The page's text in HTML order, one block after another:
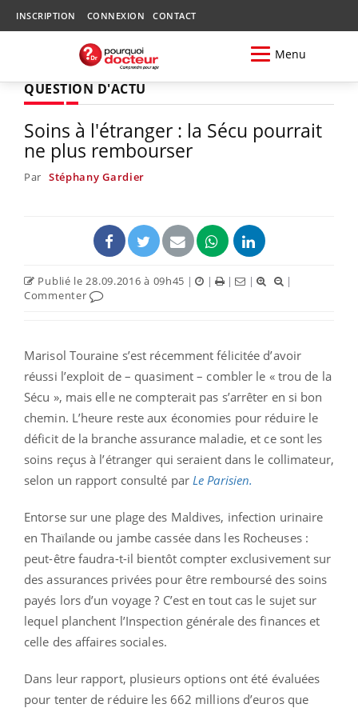
INSCRIPTION CONNEXION CONTACT
Menu
QUESTION D'ACTU
Soins à l'étranger : la Sécu pourrait
ne plus rembourser
Par Stéphany Gardier
Publié le 28.09.2016 à 09h45 | | | |
|
Commenter
Marisol Touraine s’est récemment félicitée d’avoir
réussi l’exploit de – quasiment – combler le « trou de la
Sécu », mais elle ne compterait pas s’arrêter en si bon
chemin. L’heure reste aux économies pour réduire le
déficit de la branche assurance maladie, et ce sont les
soins reçus à l’étranger qui seraient dans le collimateur,
selon un rapport consulté par Le Parisien.
Entorse sur une plage des Maldives, infection urinaire
en Thaïlande ou jambe cassée dans les Rocheuses :
peut-être faudra-t-il bientôt compter exclusivement sur
des assurances privées pour être remboursé des soins
payés lors d’un voyage ? C’est en tout cas le sujet sur
lequel planchent l’Inspection générale des finances et
celle des affaires sociales.
Dans leur rapport, plusieurs options ont été évaluées
pour tenter de réduire les 662 millions d’euros que